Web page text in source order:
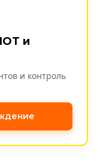
и
и контроль